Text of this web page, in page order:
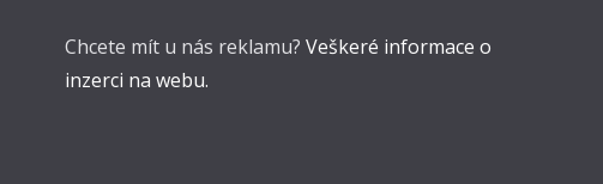
Chcete mít u nás reklamu?Veškeré informace o
inzerci na webu.